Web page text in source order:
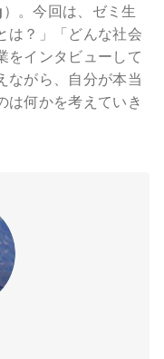
。今回は、ゼミ生
は？」「どんな社会
をインタビューして
ながら、自分が本当
は何かを考えていき